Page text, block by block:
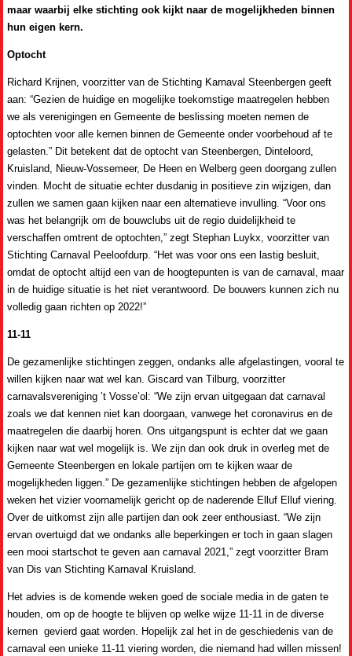
maar waarbij elke stichting ook kijkt naar de mogelijkheden binnen
hun eigen kern.
Optocht
Richard Krijnen, voorzitter van de Stichting Karnaval Steenbergen geeft
aan: “Gezien de huidige en mogelijke toekomstige maatregelen hebben
we als verenigingen en Gemeente de beslissing moeten nemen de
optochten voor alle kernen binnen de Gemeente onder voorbehoud af te
gelasten.” Dit betekent dat de optocht van Steenbergen, Dinteloord,
Kruisland, Nieuw-Vossemeer, De Heen en Welberg geen doorgang zullen
vinden. Mocht de situatie echter dusdanig in positieve zin wijzigen, dan
zullen we samen gaan kijken naar een alternatieve invulling. “Voor ons
was het belangrijk om de bouwclubs uit de regio duidelijkheid te
verschaffen omtrent de optochten,” zegt Stephan Luykx, voorzitter van
Stichting Carnaval Peeloofdurp. “Het was voor ons een lastig besluit,
omdat de optocht altijd een van de hoogtepunten is van de carnaval, maar
in de huidige situatie is het niet verantwoord. De bouwers kunnen zich nu
volledig gaan richten op 2022!”
11-11
De gezamenlijke stichtingen zeggen, ondanks alle afgelastingen, vooral te
willen kijken naar wat wel kan. Giscard van Tilburg, voorzitter
carnavalsvereniging ’t Vosse’ol: “We zijn ervan uitgegaan dat carnaval
zoals we dat kennen niet kan doorgaan, vanwege het coronavirus en de
maatregelen die daarbij horen. Ons uitgangspunt is echter dat we gaan
kijken naar wat wel mogelijk is. We zijn dan ook druk in overleg met de
Gemeente Steenbergen en lokale partijen om te kijken waar de
mogelijkheden liggen.” De gezamenlijke stichtingen hebben de afgelopen
weken het vizier voornamelijk gericht op de naderende Elluf Elluf viering.
Over de uitkomst zijn alle partijen dan ook zeer enthousiast. “We zijn
ervan overtuigd dat we ondanks alle beperkingen er toch in gaan slagen
een mooi startschot te geven aan carnaval 2021,” zegt voorzitter Bram
van Dis van Stichting Karnaval Kruisland.
Het advies is de komende weken goed de sociale media in de gaten te
houden, om op de hoogte te blijven op welke wijze 11-11 in de diverse
kernen gevierd gaat worden. Hopelijk zal het in de geschiedenis van de
carnaval een unieke 11-11 viering worden, die niemand had willen missen!